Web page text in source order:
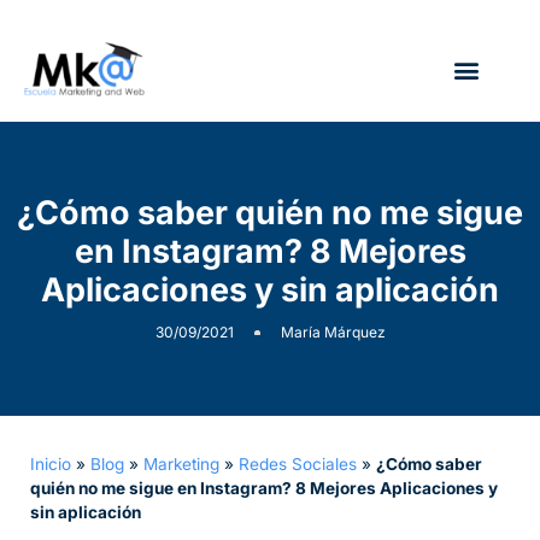
¿Cómo saber quién no me sigue
en Instagram? 8 Mejores
Aplicaciones y sin aplicación
30/09/2021 María Márquez
Inicio » Blog » Marketing » Redes Sociales » ¿Cómo saber
quién no me sigue en Instagram? 8 Mejores Aplicaciones y
sin aplicación